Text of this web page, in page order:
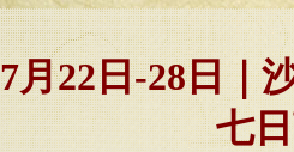
7月22日-28日｜
七